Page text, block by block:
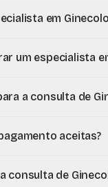
em
um especialista
a consulta de
aceitas?
consulta de